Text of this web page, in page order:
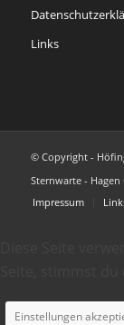
Links
© Copyright -
Sternwarte -
Impressum
Einstellungen